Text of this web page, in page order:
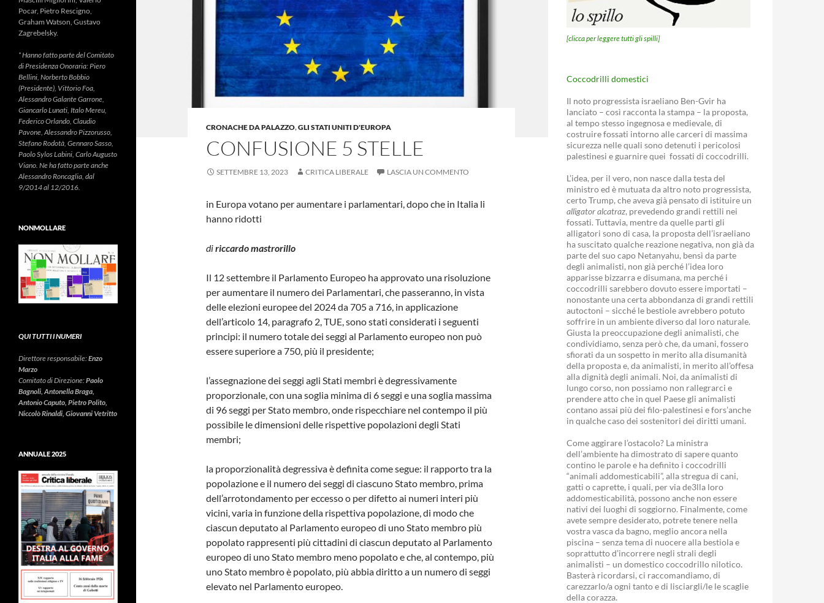
CRONACHE DA PALAZZO,GLI STATI UNITI D'EUROPA
CONFUSIONE 5 STELLE
SETTEMBRE 13, 2023 CRITICA LIBERALE LASCIA UN COMMENTO
in Europa votano per aumentare i parlamentari, dopo che in Italia li
hanno ridotti
diriccardo mastrorillo
Il 12 settembre il Parlamento Europeo ha approvato una risoluzione
per aumentare il numero dei Parlamentari, che passeranno, in vista
delle elezioni europee del 2024 da 705 a 716, in applicazione
dell’articolo 14, paragrafo 2, TUE, sono stati considerati i seguenti
principi: il numero totale dei seggi al Parlamento europeo non può
essere superiore a 750, più il presidente;
l’assegnazione dei seggi agli Stati membri è degressivamente
proporzionale, con una soglia minima di 6 seggi e una soglia massima
di 96 seggi per Stato membro, onde rispecchiare nel contempo il più
possibile le dimensioni delle rispettive popolazioni degli Stati
membri;
la proporzionalità degressiva è definita come segue: il rapporto tra la
popolazione e il numero dei seggi di ciascuno Stato membro, prima
dell’arrotondamento per eccesso o per difetto ai numeri interi più
vicini, varia in funzione della rispettiva popolazione, di modo che
ciascun deputato al Parlamento europeo di uno Stato membro più
popolato rappresenti più cittadini di ciascun deputato al Parlamento
europeo di uno Stato membro meno popolato e che, al contempo, più
uno Stato membro è popolato, più abbia diritto a un numero di seggi
elevato nel Parlamento europeo.
[clicca per leggere tutti gli spilli]
Coccodrilli domestici
Il noto progressista israeliano Ben-Gvir ha
lanciato – così racconta la stampa – la proposta,
al tempo stesso ingegnosa e medievale, di
costruire fossati intorno alle carceri di massima
sicurezza nelle quali sono detenuti i pericolosi
palestinesi e guarnire quei fossati di coccodrilli.
L’idea, per il vero, non nasce dalla testa del
ministro ed è mutuata da altro noto progressista,
certo Trump, che aveva già pensato di istituire un
alligator alcatraz, prevedendo grandi rettili nei
fossati. Tuttavia, mentre da quelle parti gli
alligatori sono di casa, la proposta dell’israeliano
ha suscitato qualche reazione negativa, non già da
parte del suo capo Netanyahu, bensì da parte
degli animalisti, non già perché l’idea loro
apparisse bizzarra e disumana, ma perché i
coccodrilli sarebbero dovuto essere importati –
nonostante una certa abbondanza di grandi rettili
autoctoni – sicché le bestiole avrebbero potuto
soffrire in un ambiente diverso dal loro naturale.
Giusta la preoccupazione degli animalisti, che
condividiamo, senza però che, da umani, fossero
sfiorati da un sospetto in merito alla disumanità
della proposta e, da animalisti, in merito all’offesa
alla dignità degli animali. Noi, da animalisti di
lungo corso, non possiamo non rallegrarci e
prendere atto che in quel Paese gli animalisti
contano assai più dei filo-palestinesi e fors’anche
in qualche caso dei sostenitori dei diritti umani.
Come aggirare l’ostacolo? La ministra
dell’ambiente ha dimostrato di sapere quanto
contino le parole e ha definito i coccodrilli
“animali addomesticabili”, alla stregua di cani,
gatti o caprette, i quali, per via de3lla loro
addomesticabilità, possono anche non essere
nativi dei luoghi di soggiorno. Finalmente, come
avete sempre desiderato, potrete tenere nella
vostra vasca da bagno, meglio ancora nella
piscina – senza tema di nuocere alla bestiola e
soprattutto d’incorrere negli strali degli
animalisti – un domestico coccodrillo nilotico.
Basterà ricordarsi, ci raccomandiamo, di
carezzarlo/a ogni tanto e di lisciargli/le le scaglie
della corazza.
Pocar, Pietro Rescigno,
Graham Watson, Gustavo
Zagrebelsky.
* Hanno fatto parte del Comitato
di Presidenza Onoraria: Piero
Bellini, Norberto Bobbio
(Presidente), Vittorio Foa,
Alessandro Galante Garrone,
Giancarlo Lunati, Italo Mereu,
Federico Orlando, Claudio
Pavone, Alessandro Pizzorusso,
Stefano Rodotà, Gennaro Sasso,
Paolo Sylos Labini, Carlo Augusto
Viano. Ne ha fatto parte anche
Alessandro Roncaglia, dal
9/2014 al 12/2016.
NONMOLLARE
QUI TUTTI I NUMERI
Direttore responsabile:Enzo
Marzo
Comitato di Direzione:Paolo
Bagnoli, Antonella Braga,
Antonio Caputo, Pietro Polito,
Niccolò Rinaldi, Giovanni Vetritto
ANNUALE 2025